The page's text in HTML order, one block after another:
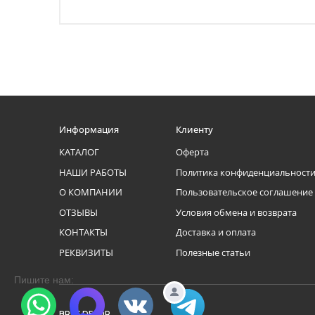
Информация
КАТАЛОГ
НАШИ РАБОТЫ
О КОМПАНИИ
ОТЗЫВЫ
КОНТАКТЫ
РЕКВИЗИТЫ
Клиенту
Оферта
Политика конфиденциальности
Пользовательское соглашение
Условия обмена и возврата
Доставка и оплата
Полезные статьи
Пишите нам: